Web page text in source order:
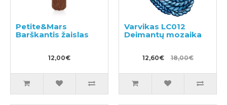
Petite&Mars
Barškantis žaislas
12,00€
Varvikas LC012
Deimantų mozaika
12,60€ 18,00€